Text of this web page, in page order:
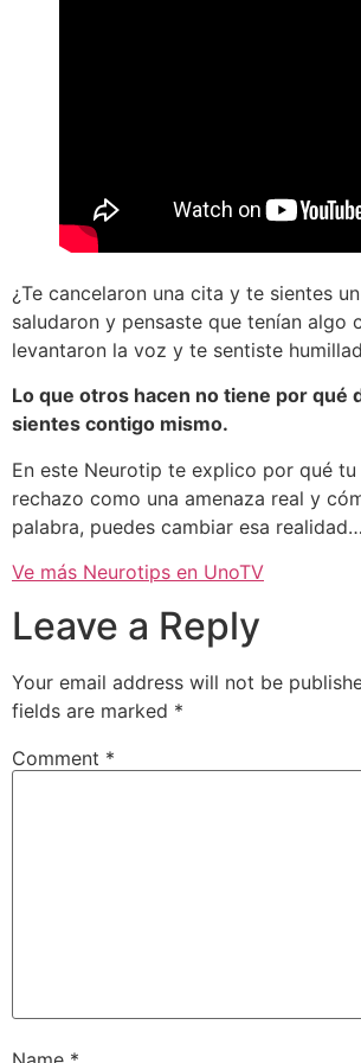
¿Te cancelaron una cita y te sientes
saludaron y pensaste que tenían algo
levantaron la voz y te sentiste
Lo que otros hacen no tiene por qué
sientes contigo mismo.
En este Neurotip te explico por qué
rechazo como una amenaza real y
palabra, puedes cambiar esa realidad…
Ve más Neurotips en UnoTV
Leave a Reply
Your email address will not be
fields are marked *
Comment *